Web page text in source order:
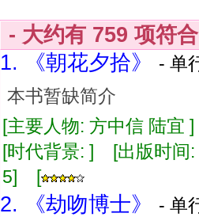
- 大约有 759 项符
1. 《朝花夕拾》
- 单
本书暂缺简介
[主要人物: 方中信 陆
[时代背景: ] [出版时
5] [
2. 《劫吻博士》
- 单